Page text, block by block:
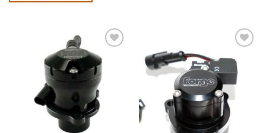
Añadir
lista de
deseos
a la
lista de
deseos